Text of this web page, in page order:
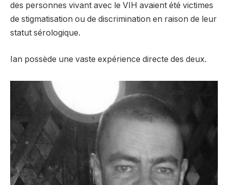
des personnes vivant avec le VIH avaient été victimes
de stigmatisation ou de discrimination en raison de leur
statut sérologique.
Ian possède une vaste expérience directe des deux.